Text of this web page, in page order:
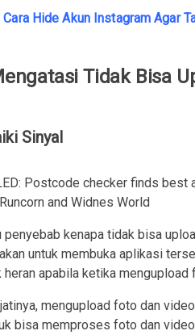
Cara Hide Akun Instagram Agar
Tidak Bisa
Sinyal
penyebab kenapa tidak bisa
untuk membuka aplikasi
heran apabila ketika
mengupload foto dan
bisa memproses foto dan